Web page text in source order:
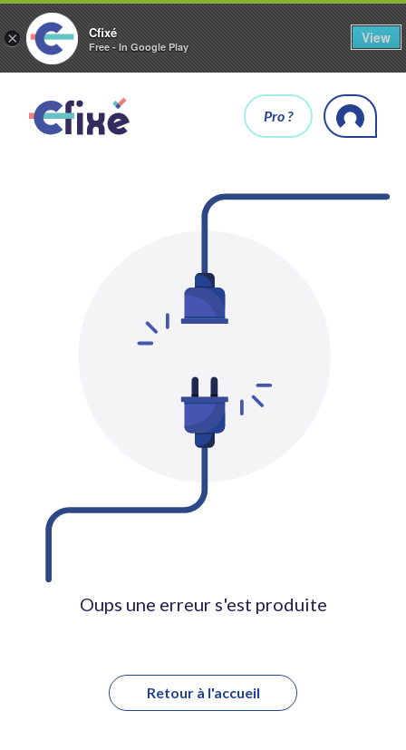
× Cfixé
Free - In Google Play
View
Pro ?
Oups une erreur s'est produite
Retour à l'accueil